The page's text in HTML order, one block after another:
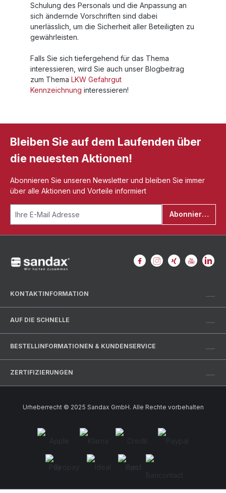
Schulung des Personals und die Anpassung an
sich ändernde Vorschriften sind dabei
unerlässlich, um die Sicherheit aller Beteiligten zu
gewährleisten.
Falls Sie sich tiefergehend für das Thema
interessieren, wird Sie auch unser Blogbeitrag
zum Thema LKW Gefahrgut
Kennzeichnung interessieren!
Bleiben Sie auf dem Laufenden über
die neuesten Aktionen!
Abonnieren Sie unseren Newsletter und bleiben Sie immer
über alle Aktionen und Vorteile informiert
Abonnieren
KONTAKTINFORMATION
AUF DIE SCHNELLE
BESTELLINFORMATIONEN & KUNDENSERVICE
ZERTIFIZIERUNGEN
Urheberrecht © 2025 Sandax GmbH. Alle Rechte vorbehalten